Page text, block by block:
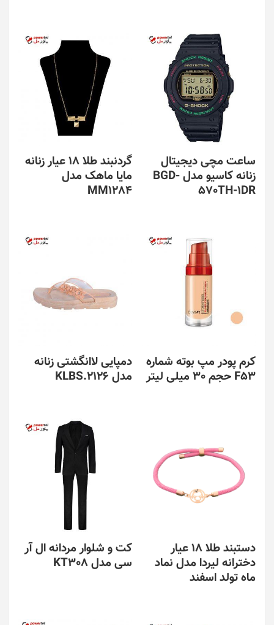
مختلفی
در
صفحه
محصول
انتخاب
ساعت مچی دیجیتال
زنانه کاسیو مدل BGD-
570TH-1DR
گردنبند طلا 18 عیار زنانه
مایا ماهک مدل
MM1284
کرم پودر مپ بوته شماره
F53 حجم 30 میلی لیتر
دمپایی لاانگشتی زنانه
مدل KLBS.2126
دستبند طلا 18 عیار
دخترانه لیردا مدل نماد
ماه تولد اسفند
کت و شلوار مردانه ال آر
سی مدل KT308